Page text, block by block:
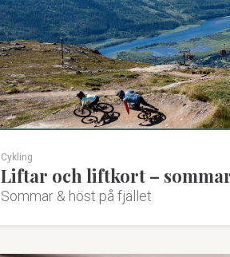
Cykling
Liftar och liftkort –
Sommar & höst på fjället